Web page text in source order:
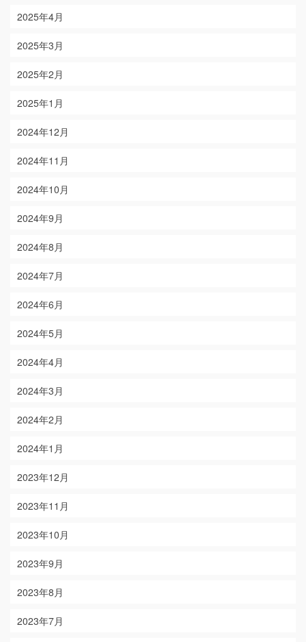
2025年4月
2025年3月
2025年2月
2025年1月
2024年12月
2024年11月
2024年10月
2024年9月
2024年8月
2024年7月
2024年6月
2024年5月
2024年4月
2024年3月
2024年2月
2024年1月
2023年12月
2023年11月
2023年10月
2023年9月
2023年8月
2023年7月